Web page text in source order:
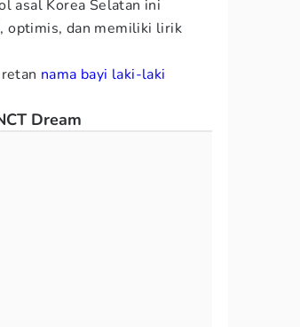
asal Korea Selatan ini
optimis, dan memiliki lirik
nama bayi laki-laki
Dream